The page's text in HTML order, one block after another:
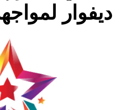
ديفوار